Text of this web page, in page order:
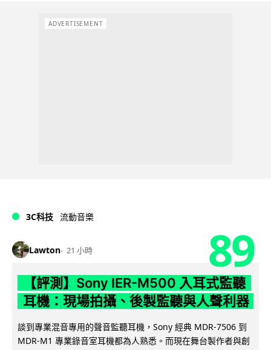
ADVERTISEMENT
3C科技 流動音樂
Lawton 21 小時 89
【評測】Sony IER-M500 入耳式監聽
耳機：現場拍攝、後製監聽與人聲利器
談到專業混音專用的聲音監聽耳機，Sony 經典 MDR-7506 到
MDR-M1 專業錄音室耳機都為人熟悉。而現在舞台製作者與創